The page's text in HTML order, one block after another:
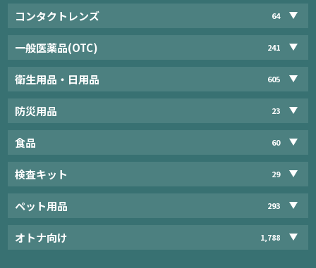
コンタクトレンズ 64
一般医薬品(OTC) 241
衛生用品・日用品 605
防災用品 23
食品 60
検査キット 29
ペット用品 293
オトナ向け 1,788